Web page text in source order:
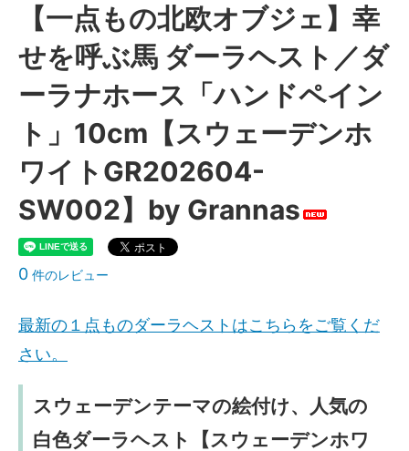
【一点もの北欧オブジェ】幸
せを呼ぶ馬 ダーラヘスト／ダ
ーラナホース「ハンドペイン
ト」10cm【スウェーデンホ
ワイトGR202604-
SW002】by Grannas
0 件のレビュー
最新の１点ものダーラヘストはこちらをご覧くだ
さい。
スウェーデンテーマの絵付け、人気の
白色ダーラヘスト【スウェーデンホワ